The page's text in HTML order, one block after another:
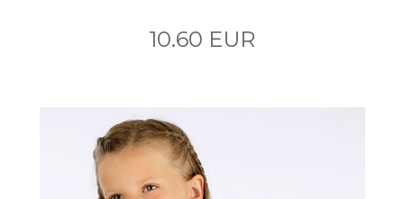
10.60 EUR